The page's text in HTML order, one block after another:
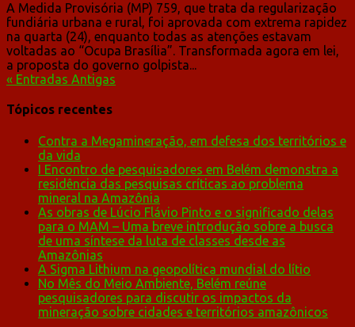
A Medida Provisória (MP) 759, que trata da regularização
fundiária urbana e rural, foi aprovada com extrema rapidez
na quarta (24), enquanto todas as atenções estavam
voltadas ao “Ocupa Brasília”. Transformada agora em lei,
a proposta do governo golpista...
« Entradas Antigas
Tópicos recentes
Contra a Megamineração, em defesa dos territórios e
da vida
I Encontro de pesquisadores em Belém demonstra a
residência das pesquisas críticas ao problema
mineral na Amazônia
As obras de Lúcio Flávio Pinto e o significado delas
para o MAM – Uma breve introdução sobre a busca
de uma síntese da luta de classes desde as
Amazônias
A Sigma Lithium na geopolítica mundial do lítio
No Mês do Meio Ambiente, Belém reúne
pesquisadores para discutir os impactos da
mineração sobre cidades e territórios amazônicos